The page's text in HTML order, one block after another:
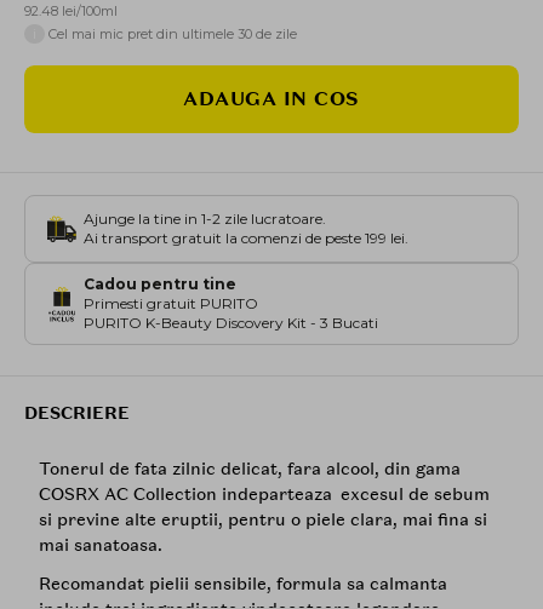
92.48 lei/100ml
Cel mai mic pret din ultimele 30 de zile
ADAUGA IN COS
Ajunge la tine in 1-2 zile lucratoare.
Ai transport gratuit la comenzi de peste 199 lei.
Cadou pentru tine
Primesti gratuit PURITO
PURITO K-Beauty Discovery Kit - 3 Bucati
DESCRIERE
Tonerul de fata zilnic delicat, fara alcool, din gama
COSRX AC Collection indeparteaza excesul de sebum
si previne alte eruptii, pentru o piele clara, mai fina si
mai sanatoasa.
Recomandat pielii sensibile, formula sa calmanta